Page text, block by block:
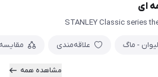
STANLEY Classic series
لیوان - ماگ علاقه‌مندی
مشاهده همه